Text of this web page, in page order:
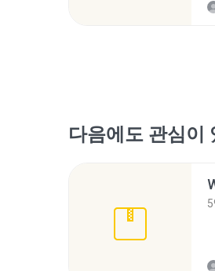
다음에도 관심이